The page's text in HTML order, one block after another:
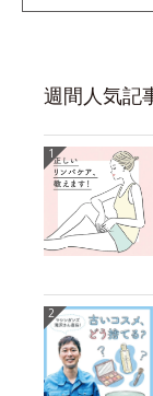
週間人気記